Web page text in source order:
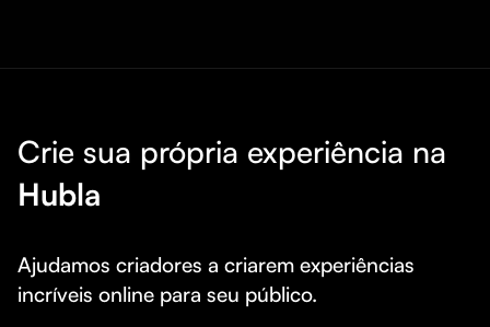
Crie sua própria experiência na
Hubla
Ajudamos criadores a criarem experiências
incríveis online para seu público.